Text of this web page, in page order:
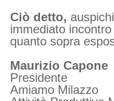
Ciò detto,
immediato
quanto sopra
Maurizio Capone
Presidente
Amiamo Milazzo